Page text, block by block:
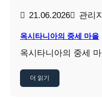
21.06.2026 관리
옥시타니아의 중세 마을
옥시타니아의 중세
더 읽기